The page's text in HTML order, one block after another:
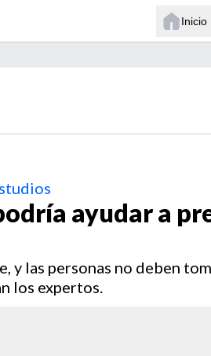
Inicio
ayudar a
y las personas no deben
los expertos.